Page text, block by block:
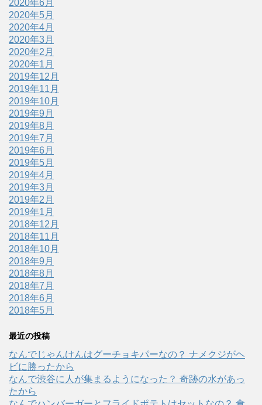
2020年6月
2020年5月
2020年4月
2020年3月
2020年2月
2020年1月
2019年12月
2019年11月
2019年10月
2019年9月
2019年8月
2019年7月
2019年6月
2019年5月
2019年4月
2019年3月
2019年2月
2019年1月
2018年12月
2018年11月
2018年10月
2018年9月
2018年8月
2018年7月
2018年6月
2018年5月
最近の投稿
なんでじゃんけんはグーチョキパーなの？ ナメクジがヘ
ビに勝ったから
なんで渋谷に人が集まるようになった？ 奇跡の水があっ
たから